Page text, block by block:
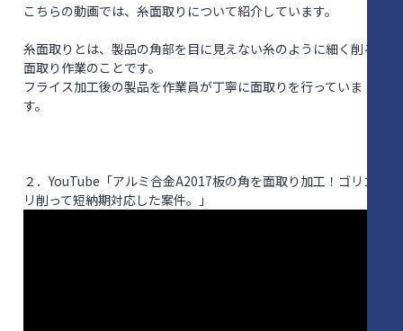
こちらの動画では、糸面取りについて紹介しています。
糸面取りとは、製品の角部を目に見えない糸のように細く削る
面取り作業のことです。
フライス加工後の製品を作業員が丁寧に面取りを行っていま
す。
２．YouTube「アルミ合金A2017板の角を面取り加工！ゴリゴ
リ削って短納期対応した案件。」